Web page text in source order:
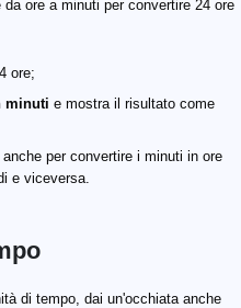
ore a minuti per convertire 24 ore
ore;
minuti e mostra il risultato come
per convertire i minuti in ore
e viceversa.
di tempo, dai un'occhiata anche